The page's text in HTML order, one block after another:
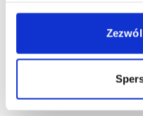
widniejący na
W przypadku zmiany
zamówienia są